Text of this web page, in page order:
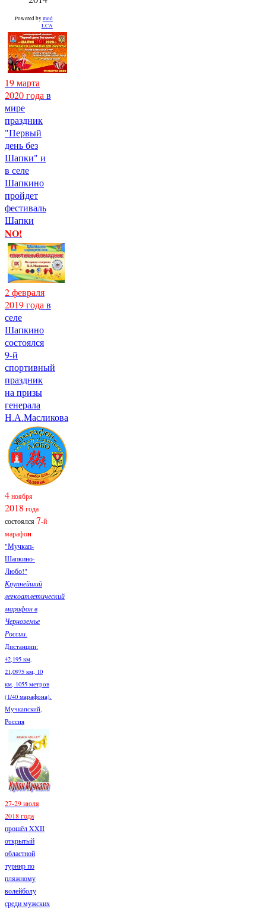
Powered by mod
LCA
19 марта
2020 года в
мире
праздник
"Первый
день без
Шапки" и
в селе
Шапкино
пройдет
фестиваль
Шапки
NO!
2 февраля
2019 года в
селе
Шапкино
состоялся
9-й
спортивный
праздник
на призы
генерала
Н.А.Масликова
4ноября
2018 года
состоялся7-й
марафон
"Мучкап-
Шапкино-
Любо!"
Крупнейший
легкоатлетический
марафон в
Черноземье
России.
Дистанции:
42,195 км,
21,0975 км, 10
км, 1055 метров
(1/40 марафона).
Мучкапский,
Россия
27-29 июля
2018 года
прошёл XXII
открытый
областной
турнир по
пляжному
волейболу
среди мужских